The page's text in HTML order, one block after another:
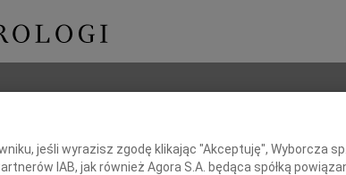
Imię i
jeśli wyrazisz zgodę klikając "Akceptuję", Wyborcza
IAB, jak również Agora S.A. będąca spółką